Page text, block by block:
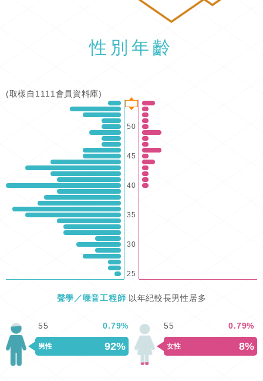
性別年齡
(取樣自1111會員資料庫)
50
45
40
35
30
25
聲學／噪音工程師 以年紀較長男性居多
男性 92%
55 0.79%
女性 8%
55 0.79%